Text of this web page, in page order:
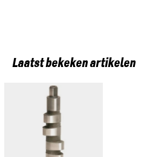
Laatst bekeken artikelen